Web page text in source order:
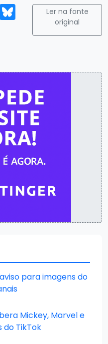
ThreadsBlueskyLer na fonte
original
para imagens do
Mickey, Marvel e
do TikTok